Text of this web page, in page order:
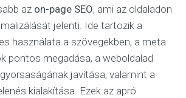
az on-page SEO, ami az oldaladon
jelenti. Ide tartozik a
használata a szövegekben, a meta
pontos megadása, a weboldalad
javítása, valamint a
kialakítása. Ezek az apró